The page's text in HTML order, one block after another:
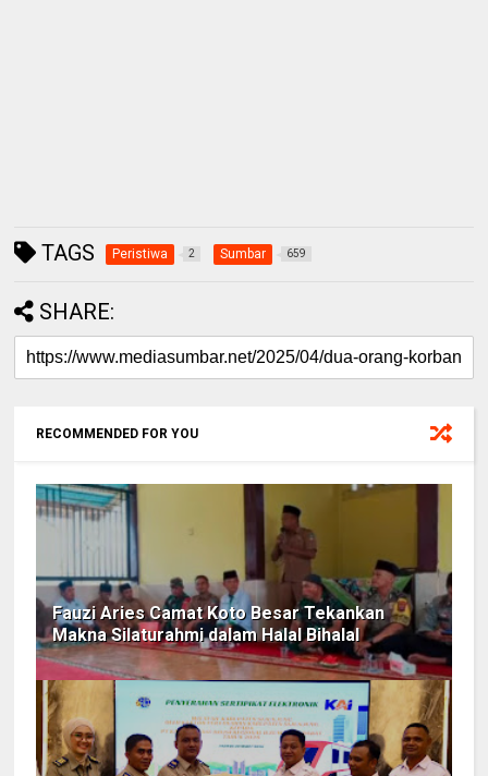
TAGS Peristiwa 2 Sumbar 659
SHARE:
RECOMMENDED FOR YOU
Fauzi Aries Camat Koto Besar Tekankan
Makna Silaturahmi dalam Halal Bihalal